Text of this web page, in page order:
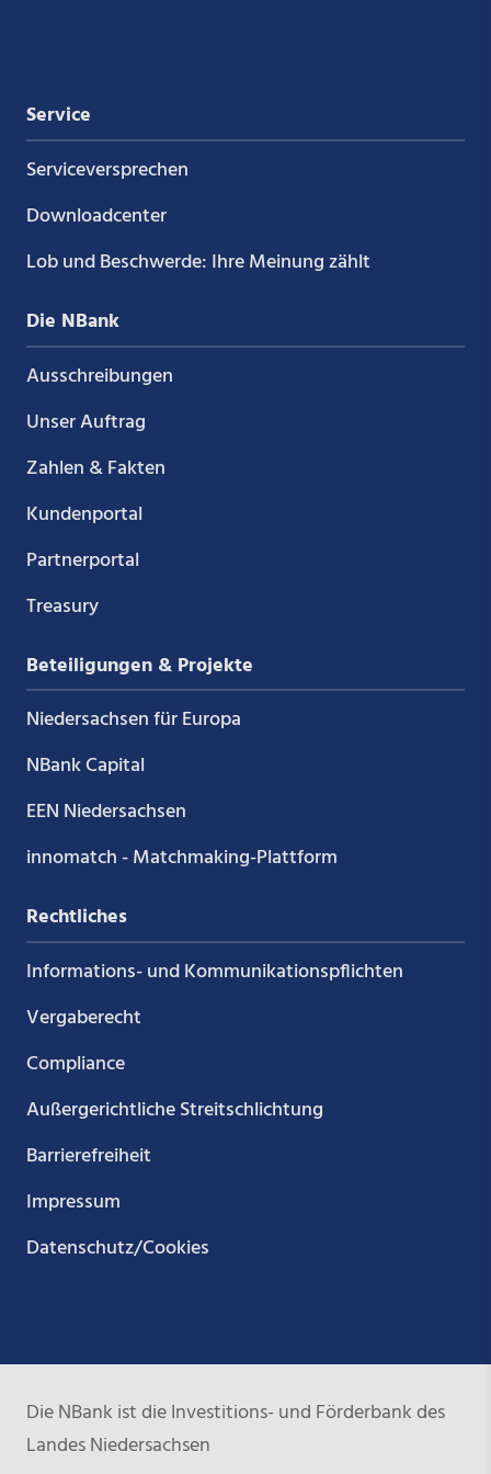
Service
Service­versprechen
Downloadcenter
Lob und Beschwerde: Ihre Meinung zählt
Die NBank
Ausschreibungen
Unser Auftrag
Zahlen & Fakten
Kundenportal
Partnerportal
Treasury
Beteiligungen & Projekte
Niedersachsen für Europa
NBank Capital
EEN Niedersachsen
innomatch - Matchmaking-Plattform
Rechtliches
Informations- und Kommunikations­pflichten
Vergaberecht
Compliance
Außergerichtliche Streitschlichtung
Barrierefreiheit
Impressum
Datenschutz/Cookies
Die NBank ist die Investitions- und Förderbank des
Landes Niedersachsen